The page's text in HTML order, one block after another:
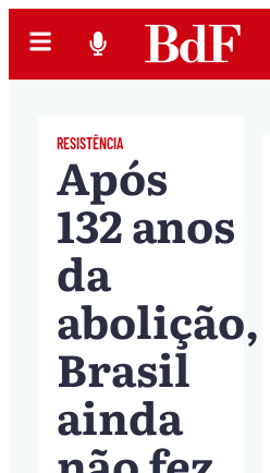
RESISTÊNCIA
Após
132 anos
da
abolição,
Brasil
ainda